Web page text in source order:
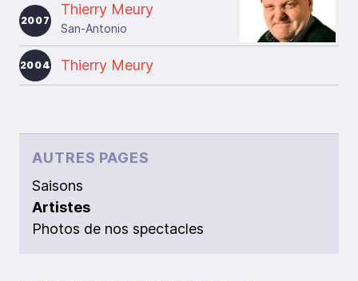
2007
Thierry Meury
San-Antonio
2004 Thierry Meury
AUTRES PAGES
Saisons
Artistes
Photos de nos spectacles